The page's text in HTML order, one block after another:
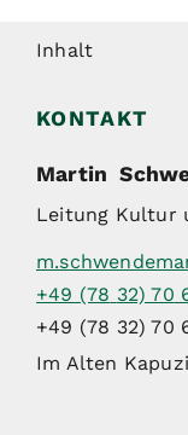
Inhalt
KONTAKT
Martin
Leitung Kultur
+49 (78 32) 70
+49 (78 32) 70
Im Alten